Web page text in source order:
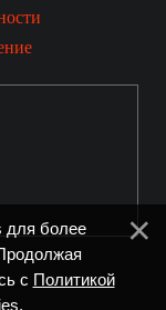
для более
с Политикой
.